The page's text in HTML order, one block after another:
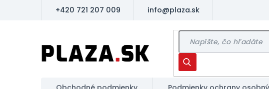
+420 721 207 009 info@plaza.sk
Hľadať